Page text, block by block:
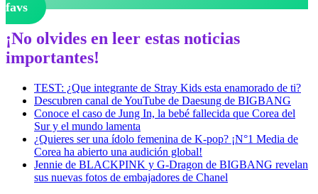
favs
¡No olvides en leer estas noticias
importantes!
TEST: ¿Que integrante de Stray Kids esta enamorado de ti?
Descubren canal de YouTube de Daesung de BIGBANG
Conoce el caso de Jung In, la bebé fallecida que Corea del
Sur y el mundo lamenta
¿Quieres ser una ídolo femenina de K-pop? ¡N°1 Media de
Corea ha abierto una audición global!
Jennie de BLACKPINK y G-Dragon de BIGBANG revelan
sus nuevas fotos de embajadores de Chanel